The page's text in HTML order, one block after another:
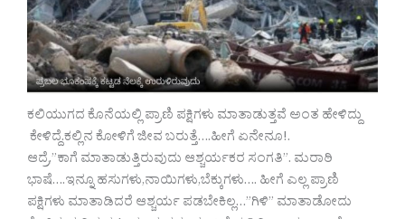
ಕಲಿಯುಗದ ಕೊನೆಯಲ್ಲಿ ಪ್ರಾಣಿ ಪಕ್ಷಿಗಳು ಮಾತಾಡುತ್ತವೆ ಅಂತ ಹೇಳಿದ್ದು
ಕೇಳಿದ್ದೆ.ಕಲ್ಲಿನ ಕೋಳಿಗೆ ಜೀವ ಬರುತ್ತೆ….ಹೀಗೆ ಏನೇನೂ!.
ಆದ್ರೆ,”ಕಾಗೆ ಮಾತಾಡುತ್ತಿರುವುದು ಆಶ್ಚರ್ಯಕರ ಸಂಗತಿ”. ಮರಾಠಿ
ಭಾಷೆ….ಇನ್ನೂ ಹಸುಗಳು,ನಾಯಿಗಳು,ಬೆಕ್ಕುಗಳು…. ಹೀಗೆ ಎಲ್ಲ ಪ್ರಾಣಿ
ಪಕ್ಷಿಗಳು ಮಾತಾಡಿದರೆ ಆಶ್ಚರ್ಯ ಪಡಬೇಕಿಲ್ಲ…”ಗಿಳಿ” ಮಾತಾಡೋದು